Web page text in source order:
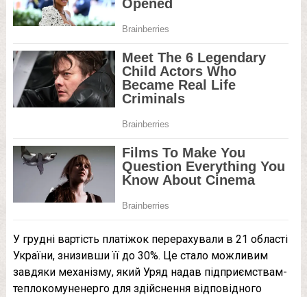
У грудні вартість платіжок перерахували в 21 області
України, знизивши її до 30%. Це стало можливим
завдяки механізму, який Уряд надав підприємствам-
теплокомуненерго для здійснення відповідного